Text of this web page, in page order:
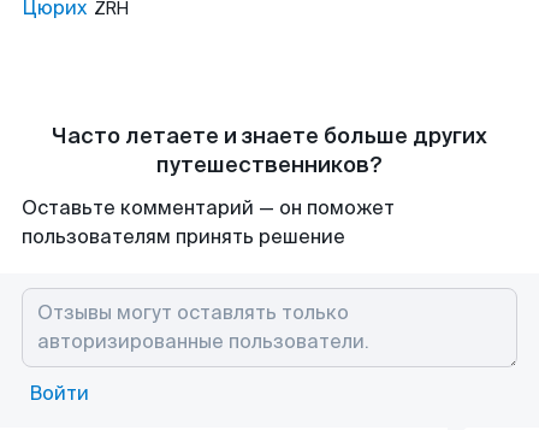
Цюрих ZRH
Часто летаете и знаете больше других
путешественников?
Оставьте комментарий — он поможет
пользователям принять решение
Войти